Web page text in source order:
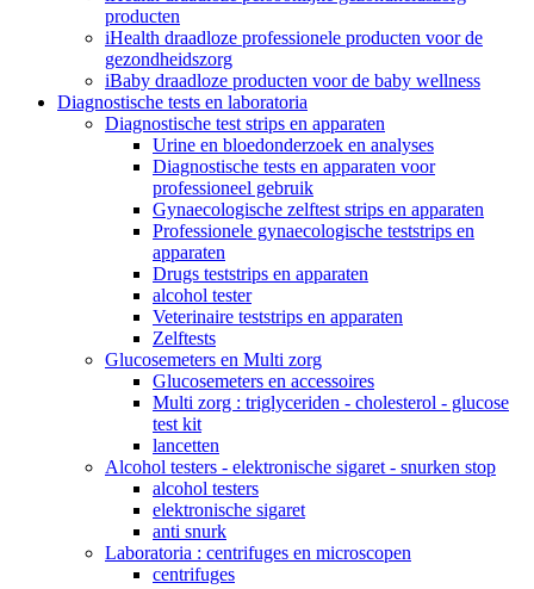
producten
iHealth draadloze professionele producten voor de
gezondheidszorg
iBaby draadloze producten voor de baby wellness
Diagnostische tests en laboratoria
Diagnostische test strips en apparaten
Urine en bloedonderzoek en analyses
Diagnostische tests en apparaten voor
professioneel gebruik
Gynaecologische zelftest strips en apparaten
Professionele gynaecologische teststrips en
apparaten
Drugs teststrips en apparaten
alcohol tester
Veterinaire teststrips en apparaten
Zelftests
Glucosemeters en Multi zorg
Glucosemeters en accessoires
Multi zorg : triglyceriden - cholesterol - glucose
test kit
lancetten
Alcohol testers - elektronische sigaret - snurken stop
alcohol testers
elektronische sigaret
anti snurk
Laboratoria : centrifuges en microscopen
centrifuges